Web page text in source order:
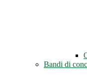
Bandi di